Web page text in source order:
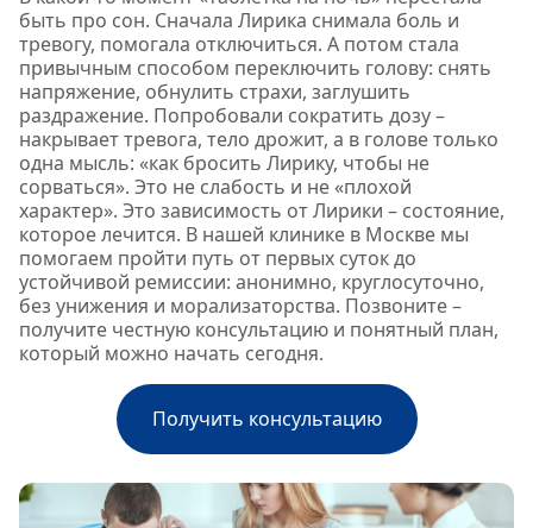
быть про сон. Сначала Лирика снимала боль и
тревогу, помогала отключиться. А потом стала
привычным способом переключить голову: снять
напряжение, обнулить страхи, заглушить
раздражение. Попробовали сократить дозу –
накрывает тревога, тело дрожит, а в голове только
одна мысль: «как бросить Лирику, чтобы не
сорваться». Это не слабость и не «плохой
характер». Это зависимость от Лирики – состояние,
которое лечится. В нашей клинике в Москве мы
помогаем пройти путь от первых суток до
устойчивой ремиссии: анонимно, круглосуточно,
без унижения и морализаторства. Позвоните –
получите честную консультацию и понятный план,
который можно начать сегодня.
Получить консультацию